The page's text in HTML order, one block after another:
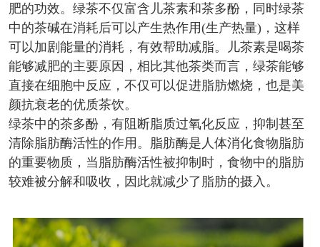
肥的功效。绿茶不仅富含儿茶素和茶多酚，同时绿茶
中的茶碱在消耗后可以产生热作用(生产热量)，这样
可以加剧能量的消耗，有效帮助减脂。儿茶素是喝茶
能够减肥的主要原因，相比其他茶类而言，绿茶能够
直接在细胞中反应，不仅可以促进脂肪燃烧，也是美
颜抗衰老的优质茶饮。
绿茶中的茶多酚，有阻断脂质过氧化反应，抑制甚至
清除脂肪酶活性的作用。脂肪酶是人体消化食物脂肪
的重要物质，当脂肪酶活性被抑制时，食物中的脂肪
较难被分解和吸收，因此就减少了脂肪的摄入。